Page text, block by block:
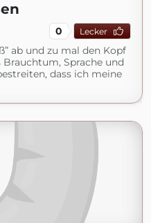
0 Lecker
ab und zu mal den Kopf
Sprache und
dass ich meine